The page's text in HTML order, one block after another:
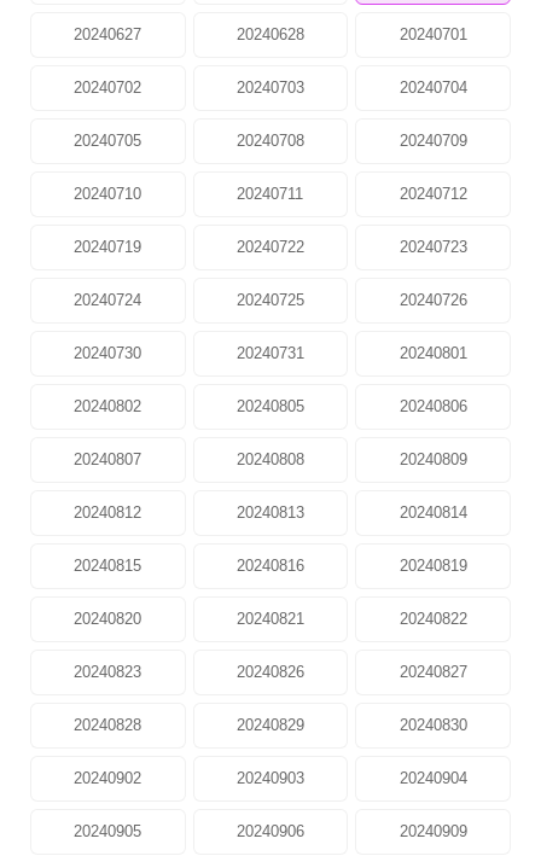
20240627 20240628 20240701
20240702 20240703 20240704
20240705 20240708 20240709
20240710 20240711 20240712
20240719 20240722 20240723
20240724 20240725 20240726
20240730 20240731 20240801
20240802 20240805 20240806
20240807 20240808 20240809
20240812 20240813 20240814
20240815 20240816 20240819
20240820 20240821 20240822
20240823 20240826 20240827
20240828 20240829 20240830
20240902 20240903 20240904
20240905 20240906 20240909